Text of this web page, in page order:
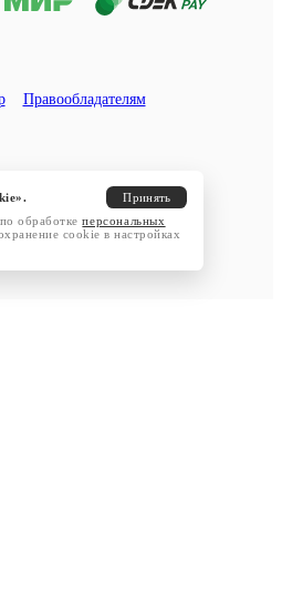
Правообладателям
Принять
обработкеперсональных
cookie в настройках